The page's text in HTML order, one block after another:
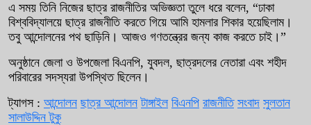
এ সময় তিনি নিজের ছাত্র রাজনীতির অভিজ্ঞতা তুলে ধরে বলেন, “ঢাকা
বিশ্ববিদ্যালয়ে ছাত্র রাজনীতি করতে গিয়ে আমি হামলার শিকার হয়েছিলাম।
তবু আন্দোলনের পথ ছাড়িনি। আজও গণতন্ত্রের জন্য কাজ করতে চাই।”
অনুষ্ঠানে জেলা ও উপজেলা বিএনপি, যুবদল, ছাত্রদলের নেতারা এবং শহীদ
পরিবারের সদস্যরা উপস্থিত ছিলেন।
ট্যাগস : আন্দোলন ছাত্র আন্দোলন টাঙ্গাইল বিএনপি রাজনীতি সংবাদ সুলতান
সালাউদ্দিন টুকু